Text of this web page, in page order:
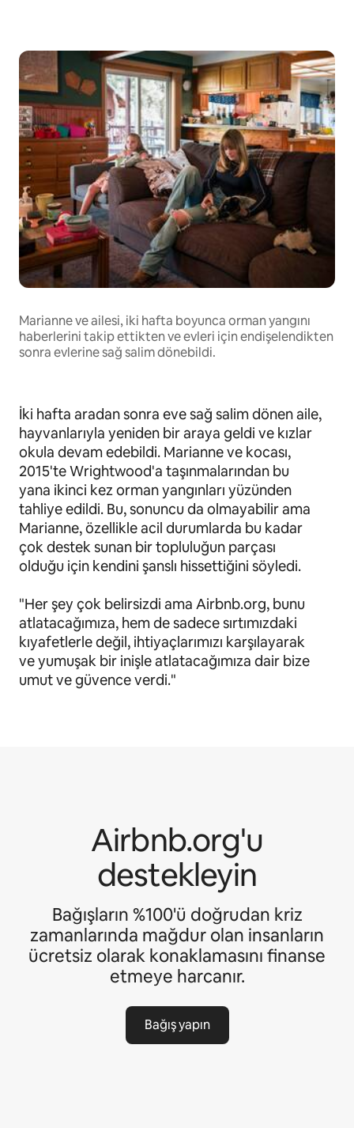
Marianne ve ailesi, iki hafta boyunca orman yangını
haberlerini takip ettikten ve evleri için endişelendikten
sonra evlerine sağ salim dönebildi.
İki hafta aradan sonra eve sağ salim dönen aile,
hayvanlarıyla yeniden bir araya geldi ve kızlar
okula devam edebildi. Marianne ve kocası,
2015'te Wrightwood'a taşınmalarından bu
yana ikinci kez orman yangınları yüzünden
tahliye edildi. Bu, sonuncu da olmayabilir ama
Marianne, özellikle acil durumlarda bu kadar
çok destek sunan bir topluluğun parçası
olduğu için kendini şanslı hissettiğini söyledi.
"Her şey çok belirsizdi ama Airbnb.org, bunu
atlatacağımıza, hem de sadece sırtımızdaki
kıyafetlerle değil, ihtiyaçlarımızı karşılayarak
ve yumuşak bir inişle atlatacağımıza dair bize
umut ve güvence verdi."
Airbnb.org'u
destekleyin
Bağışların %100'ü doğrudan kriz
zamanlarında mağdur olan insanların
ücretsiz olarak konaklamasını finanse
etmeye harcanır.
Bağış yapın